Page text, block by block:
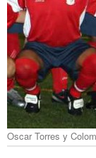
Oscar Torres y